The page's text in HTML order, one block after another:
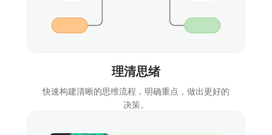
理清思绪
快速构建清晰的思维流程，明确重点，做出更好的
决策。